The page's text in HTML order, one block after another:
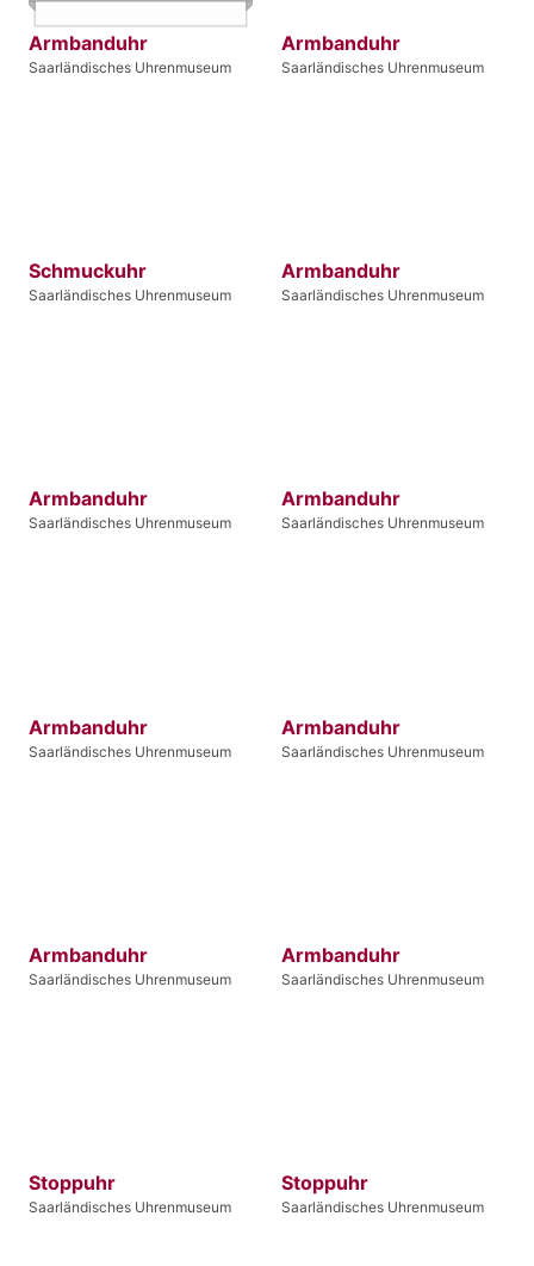
Armbanduhr
Saarländisches Uhrenmuseum
Armbanduhr
Saarländisches Uhrenmuseum
Schmuckuhr
Saarländisches Uhrenmuseum
Armbanduhr
Saarländisches Uhrenmuseum
Armbanduhr
Saarländisches Uhrenmuseum
Armbanduhr
Saarländisches Uhrenmuseum
Armbanduhr
Saarländisches Uhrenmuseum
Armbanduhr
Saarländisches Uhrenmuseum
Armbanduhr
Saarländisches Uhrenmuseum
Armbanduhr
Saarländisches Uhrenmuseum
Stoppuhr
Saarländisches Uhrenmuseum
Stoppuhr
Saarländisches Uhrenmuseum